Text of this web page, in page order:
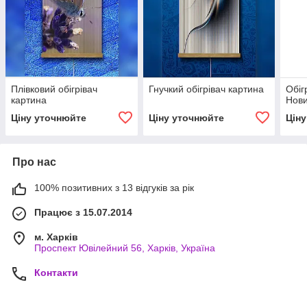
Плівковий обігрівач
картина
Ціну уточнюйте
Гнучкий обігрівач картина
Ціну уточнюйте
Про нас
100% позитивних з 13 відгуків за рік
Працює з 15.07.2014
м. Харків
Проспект Ювілейний 56, Харків, Україна
Контакти